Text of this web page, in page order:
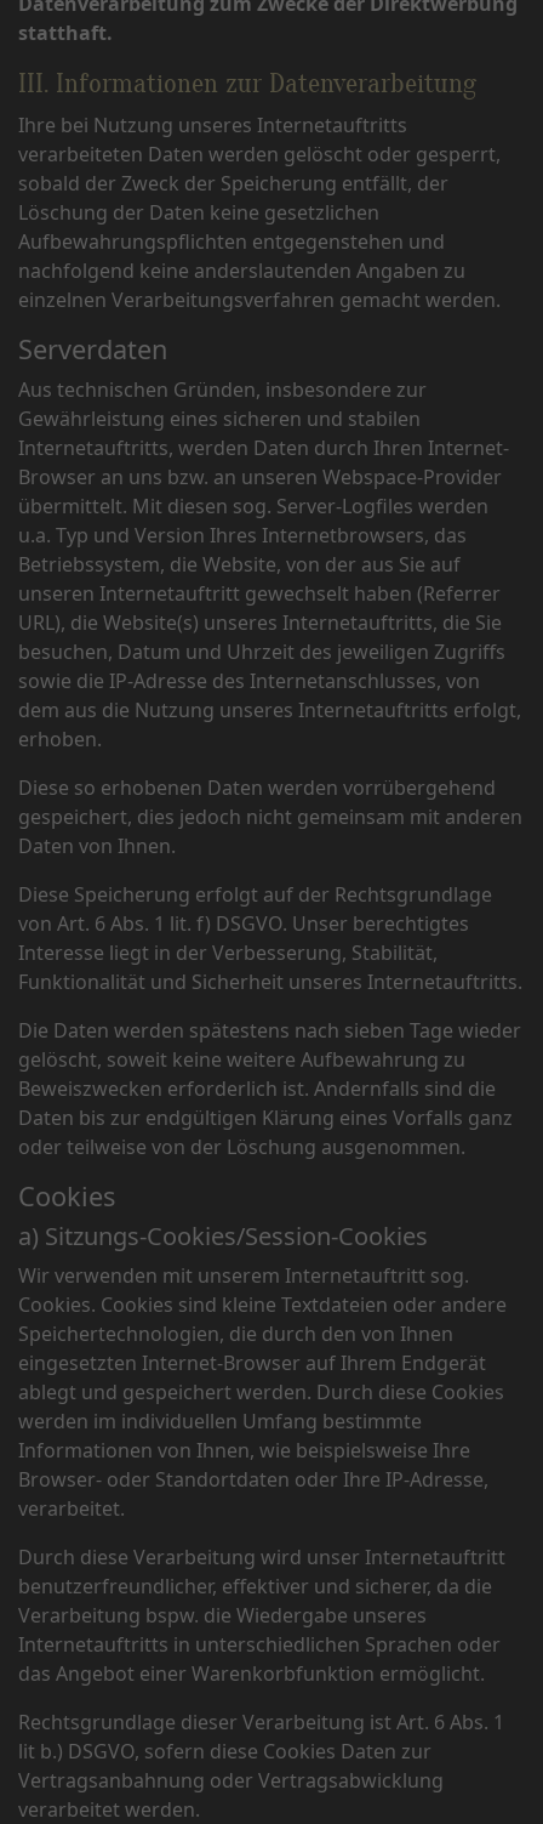
statthaft.
III. Informationen zur Datenverarbeitung
Ihre bei Nutzung unseres Internetauftritts
verarbeiteten Daten werden gelöscht oder gesperrt,
sobald der Zweck der Speicherung entfällt, der
Löschung der Daten keine gesetzlichen
Aufbewahrungspflichten entgegenstehen und
nachfolgend keine anderslautenden Angaben zu
einzelnen Verarbeitungsverfahren gemacht werden.
Serverdaten
Aus technischen Gründen, insbesondere zur
Gewährleistung eines sicheren und stabilen
Internetauftritts, werden Daten durch Ihren Internet-
Browser an uns bzw. an unseren Webspace-Provider
übermittelt. Mit diesen sog. Server-Logfiles werden
u.a. Typ und Version Ihres Internetbrowsers, das
Betriebssystem, die Website, von der aus Sie auf
unseren Internetauftritt gewechselt haben (Referrer
URL), die Website(s) unseres Internetauftritts, die Sie
besuchen, Datum und Uhrzeit des jeweiligen Zugriffs
sowie die IP-Adresse des Internetanschlusses, von
dem aus die Nutzung unseres Internetauftritts erfolgt,
erhoben.
Diese so erhobenen Daten werden vorrübergehend
gespeichert, dies jedoch nicht gemeinsam mit anderen
Daten von Ihnen.
Diese Speicherung erfolgt auf der Rechtsgrundlage
von Art. 6 Abs. 1 lit. f) DSGVO. Unser berechtigtes
Interesse liegt in der Verbesserung, Stabilität,
Funktionalität und Sicherheit unseres Internetauftritts.
Die Daten werden spätestens nach sieben Tage wieder
gelöscht, soweit keine weitere Aufbewahrung zu
Beweiszwecken erforderlich ist. Andernfalls sind die
Daten bis zur endgültigen Klärung eines Vorfalls ganz
oder teilweise von der Löschung ausgenommen.
Cookies
a) Sitzungs-Cookies/Session-Cookies
Wir verwenden mit unserem Internetauftritt sog.
Cookies. Cookies sind kleine Textdateien oder andere
Speichertechnologien, die durch den von Ihnen
eingesetzten Internet-Browser auf Ihrem Endgerät
ablegt und gespeichert werden. Durch diese Cookies
werden im individuellen Umfang bestimmte
Informationen von Ihnen, wie beispielsweise Ihre
Browser- oder Standortdaten oder Ihre IP-Adresse,
verarbeitet.
Durch diese Verarbeitung wird unser Internetauftritt
benutzerfreundlicher, effektiver und sicherer, da die
Verarbeitung bspw. die Wiedergabe unseres
Internetauftritts in unterschiedlichen Sprachen oder
das Angebot einer Warenkorbfunktion ermöglicht.
Rechtsgrundlage dieser Verarbeitung ist Art. 6 Abs. 1
lit b.) DSGVO, sofern diese Cookies Daten zur
Vertragsanbahnung oder Vertragsabwicklung
verarbeitet werden.